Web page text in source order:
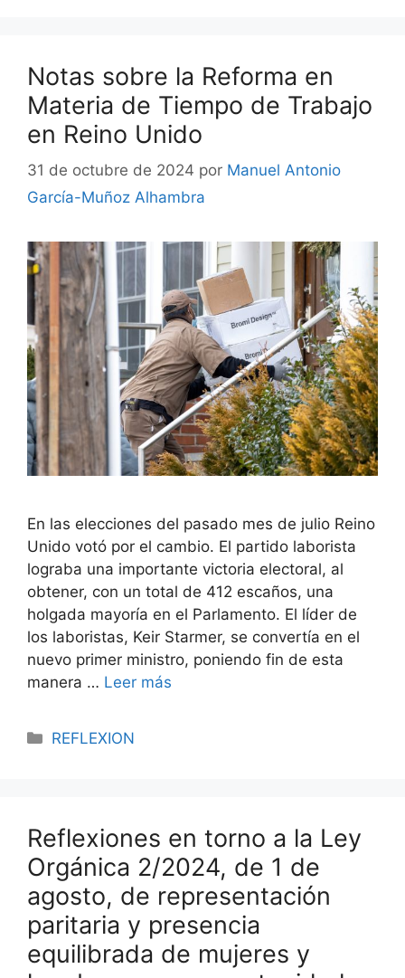
Notas sobre la Reforma en
Materia de Tiempo de Trabajo
en Reino Unido
31 de octubre de 2024 por Manuel Antonio
García-Muñoz Alhambra
En las elecciones del pasado mes de julio Reino
Unido votó por el cambio. El partido laborista
lograba una importante victoria electoral, al
obtener, con un total de 412 escaños, una
holgada mayoría en el Parlamento. El líder de
los laboristas, Keir Starmer, se convertía en el
nuevo primer ministro, poniendo fin de esta
manera … Leer más
REFLEXION
Reflexiones en torno a la Ley
Orgánica 2/2024, de 1 de
agosto, de representación
paritaria y presencia
equilibrada de mujeres y